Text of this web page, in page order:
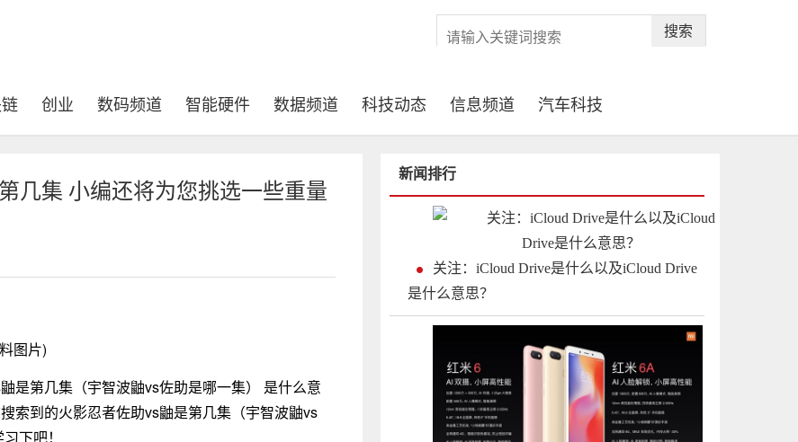
搜索
创业 数码频道 智能硬件 数据频道 科技动态 信息频道 汽车科技
几集 小编还将为您挑选一些重量
图片)
是第几集（宇智波鼬vs佐助是哪一集） 是什么意
索到的火影忍者佐助vs鼬是第几集（宇智波鼬vs
下吧！
新闻排行
关注：iCloud Drive是什么以及iCloud Drive
是什么意思？